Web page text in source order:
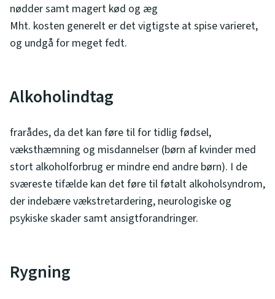
nødder samt magert kød og æg
Mht. kosten generelt er det vigtigste at spise varieret,
og undgå for meget fedt.
Alkoholindtag
frarådes, da det kan føre til for tidlig fødsel,
væksthæmning og misdannelser (børn af kvinder med
stort alkoholforbrug er mindre end andre børn). I de
sværeste tifælde kan det føre til føtalt alkoholsyndrom,
der indebære vækstretardering, neurologiske og
psykiske skader samt ansigtforandringer.
Rygning